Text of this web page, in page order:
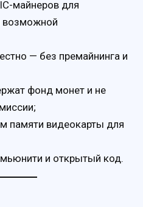
майнеров для
возможной
— без премайнинга и
фонд монет и не
памяти видеокарты для
и открытый код.